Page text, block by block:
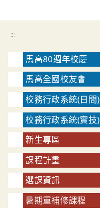
:::
馬高80週年校慶
馬高全國校友會
校務行政系統(日間)
校務行政系統(實技)
新生專區
課程計畫
選課資訊
暑期重補修課程